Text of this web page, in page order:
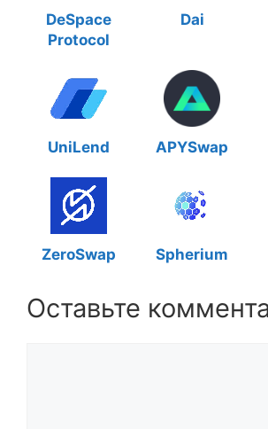
DeSpace
Protocol
Dai
UniLend APYSwap
ZeroSwap Spherium
Оставьте